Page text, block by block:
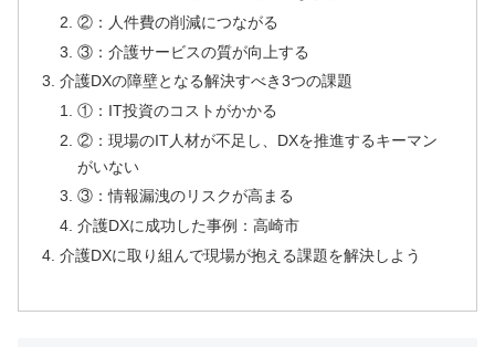
②：人件費の削減につながる
③：介護サービスの質が向上する
介護DXの障壁となる解決すべき3つの課題
①：IT投資のコストがかかる
②：現場のIT人材が不足し、DXを推進するキーマン
がいない
③：情報漏洩のリスクが高まる
介護DXに成功した事例：高崎市
介護DXに取り組んで現場が抱える課題を解決しよう